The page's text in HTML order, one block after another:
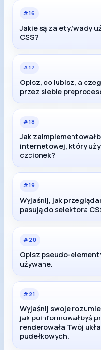
#16
Jakie są zalety/wady
CSS?
#17
Opisz, co lubisz, a
przez siebie
#18
Jak
internetowej, który
czcionek?
#19
Wyjaśnij, jak
pasują do selektora
# 20
Opisz pseudo-
używane.
# 21
Wyjaśnij swoje
jak poinformowałbyś
renderowała Twój
pudełkowych.